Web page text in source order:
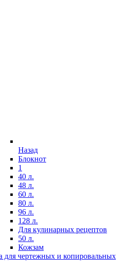
Назад
Блокнот
1
40 л.
48 л.
60 л.
80 л.
96 л.
128 л.
Для кулинарных рецептов
50 л.
Кожзам
для чертежных и копировальных